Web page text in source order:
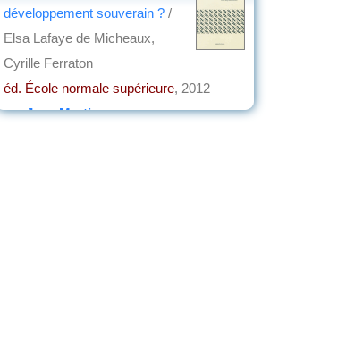
développement souverain ? /
Elsa Lafaye de Micheaux,
Cyrille Ferraton
éd. École normale supérieure, 2012
parJean Martin